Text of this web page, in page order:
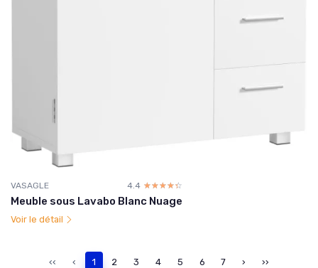
VASAGLE 4.4 ☆☆☆☆☆
★★★★★
Meuble sous Lavabo Blanc Nuage
Voir le détail
‹‹ ‹ 1 2 3 4 5 6 7 › ››